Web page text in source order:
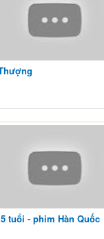
tuổi - phim Hàn Quốc